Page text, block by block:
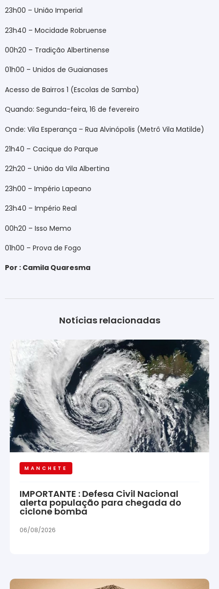
23h00 – União Imperial
23h40 – Mocidade Robruense
00h20 – Tradição Albertinense
01h00 – Unidos de Guaianases
Acesso de Bairros 1 (Escolas de Samba)
Quando: Segunda-feira, 16 de fevereiro
Onde: Vila Esperança – Rua Alvinópolis (Metrô Vila Matilde)
21h40 – Cacique do Parque
22h20 – União da Vila Albertina
23h00 – Império Lapeano
23h40 – Império Real
00h20 – Isso Memo
01h00 – Prova de Fogo
Por : Camila Quaresma
Notícias relacionadas
MANCHETE
IMPORTANTE : Defesa Civil Nacional
alerta população para chegada do
ciclone bomba
06/08/2026